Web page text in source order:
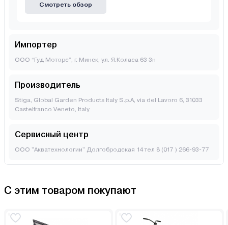
Смотреть обзор
Импортер
ООО “Гуд Моторс”, г. Минск, ул. Я.Коласа 63 3н
Производитель
Stiga, Global Garden Products Italy S.p.A, via del Lavoro 6, 31033
Castelfranco Veneto, Italy
Сервисный центр
ООО "Акватехнологии" Долгобродская 14 тел 8 (017 ) 266-93-77
С этим товаром покупают